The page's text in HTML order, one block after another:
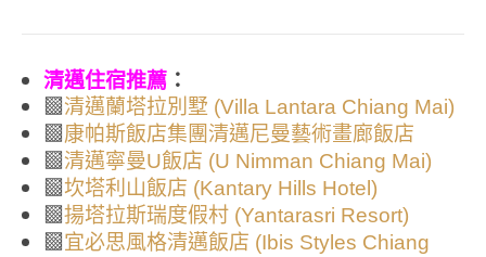
清邁住宿推薦 ：
▩清邁蘭塔拉別墅 (Villa Lantara Chiang Mai)
▩康帕斯飯店集團清邁尼曼藝術畫廊飯店
▩清邁寧曼U飯店 (U Nimman Chiang Mai)
▩坎塔利山飯店 (Kantary Hills Hotel)
▩揚塔拉斯瑞度假村 (Yantarasri Resort)
▩宜必思風格清邁飯店 (Ibis Styles Chiang